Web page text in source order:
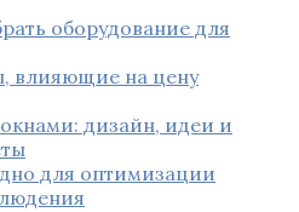
оборудование для
влияющие на цену
дизайн, идеи и
для оптимизации